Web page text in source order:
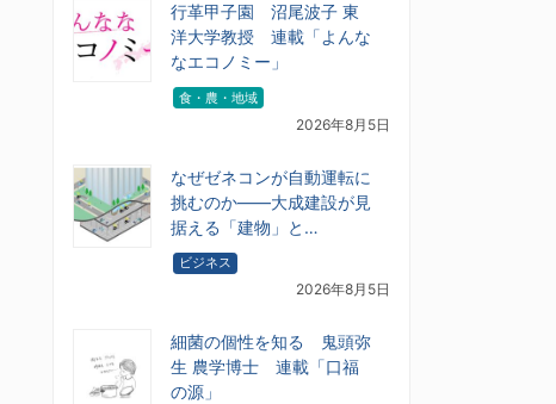
行革甲子園 沼尾波子 東
洋大学教授 連載「よんな
なエコノミー」
食・農・地域
2026年8月5日
なぜゼネコンが自動運転に
挑むのか――大成建設が見
据える「建物」と…
ビジネス
2026年8月5日
細菌の個性を知る 鬼頭弥
生 農学博士 連載「口福
の源」